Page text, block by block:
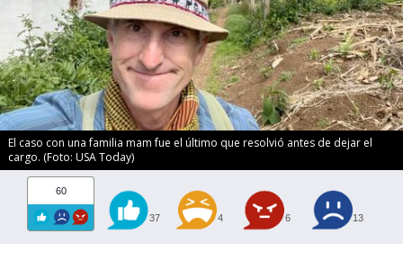
El caso con una familia mam fue el último que resolvió antes de dejar el
cargo. (Foto: USA Today)
60
37 4 6 13